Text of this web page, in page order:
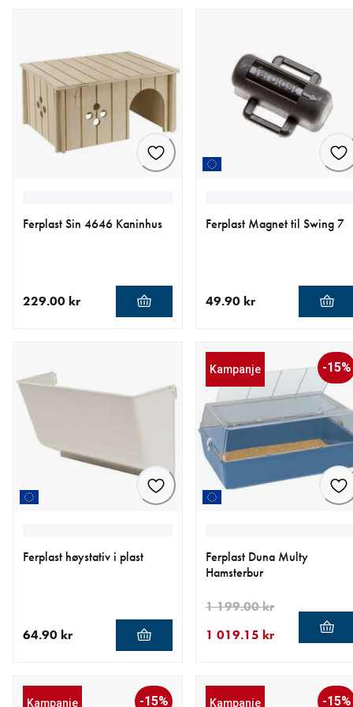
Ferplast Sin 4646 Kaninhus
229.00 kr
Ferplast Magnet til Swing 7
49.90 kr
Ferplast høystativ i plast
64.90 kr
Kampanje -15%
Ferplast Duna Multy
Hamsterbur
1 019.15 kr
1 199.00 kr
Kampanje -15% Kampanje -15%